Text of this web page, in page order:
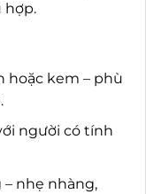
hợp.
hoặc kem – phù
người có tính
nhẹ nhàng,